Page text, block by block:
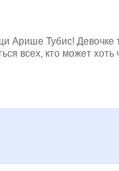
Арише Тубис! Девочке
всех, кто может хоть